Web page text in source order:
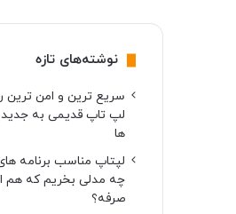
نوشته‌های تازه
سریع ترین و امن ترین
لپ تاپ قدیمی به
ها
لپتاپ مناسب برنامه
چه مدلی بخریم که هم
صرفه؟